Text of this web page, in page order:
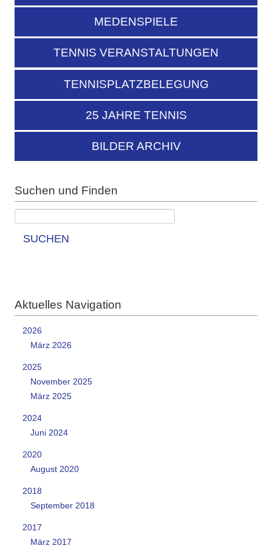
MEDENSPIELE
TENNIS VERANSTALTUNGEN
TENNISPLATZBELEGUNG
25 JAHRE TENNIS
BILDER ARCHIV
Suchen und Finden
SUCHEN
Aktuelles Navigation
2026
März 2026
2025
November 2025
März 2025
2024
Juni 2024
2020
August 2020
2018
September 2018
2017
März 2017